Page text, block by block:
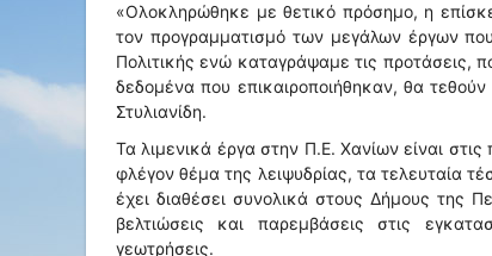
«Ολοκληρώθηκε με θετικό πρόσημο, η
τον προγραμματισμό των μεγάλων έργων
Πολιτικής ενώ καταγράψαμε τις προτάσεις,
δεδομένα που επικαιροποιήθηκαν, θα
Στυλιανίδη.
Τα λιμενικά έργα στην Π.Ε. Χανίων είναι
φλέγον θέμα της λειψυδρίας, τα τελευταία
έχει διαθέσει συνολικά στους Δήμους της
βελτιώσεις και παρεμβάσεις στις
γεωτρήσεις.